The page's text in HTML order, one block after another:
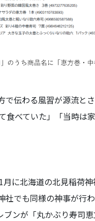
伝わる風習が源流と
べていた」「当時は
に北海道の北見稲荷
でも同様の神事が行わ
ンが「丸かぶり寿司